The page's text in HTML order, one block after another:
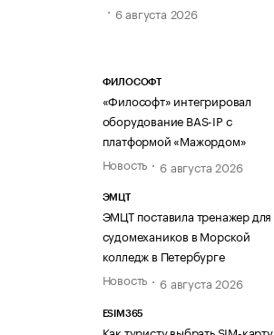
6 августа 2026
ФИЛОСОФТ
«Философт» интегрировал
оборудование BAS-IP с
платформой «Мажордом»
Новость
6 августа 2026
ЭМЦТ
ЭМЦТ поставила тренажер для
судомехаников в Морской
колледж в Петербурге
Новость
6 августа 2026
ESIM365
Как туристу выбрать SIM-карту